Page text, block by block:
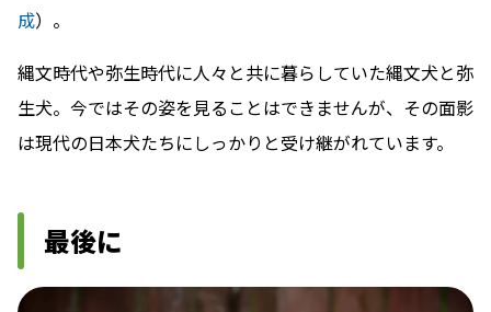
成）。
縄文時代や弥生時代に人々と共に暮らしていた縄文犬と弥
生犬。今ではその姿を見ることはできませんが、その面影
は現代の日本犬たちにしっかりと受け継がれています。
最後に